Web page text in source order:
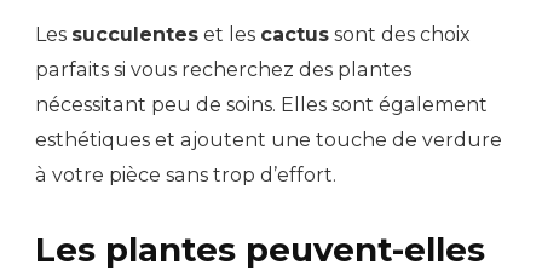
Les succulentes et les cactus sont des choix
parfaits si vous recherchez des plantes
nécessitant peu de soins. Elles sont également
esthétiques et ajoutent une touche de verdure
à votre pièce sans trop d’effort.
Les plantes peuvent-elles